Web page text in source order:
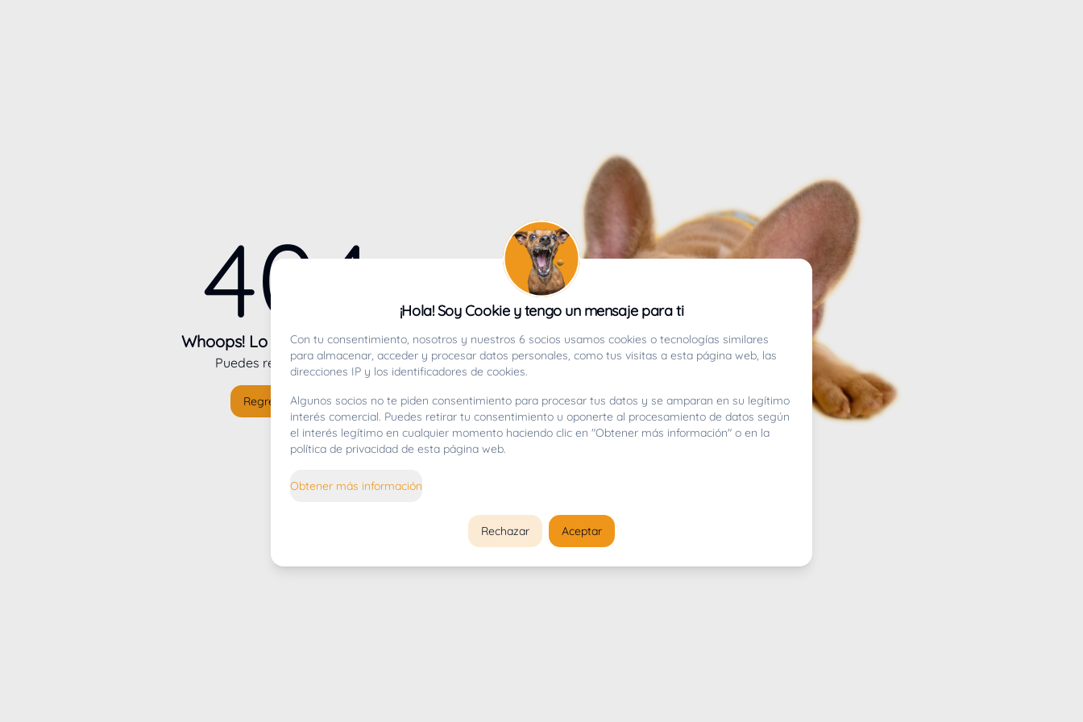
404
Whoops! Lo sentimos mucho.
Puedes regresar alinicio
Regresar al inicio
¡Hola! Soy Cookie y tengo un mensaje para ti
Con tu consentimiento, nosotros y nuestros 6 socios usamos cookies o tecnologías similares
para almacenar, acceder y procesar datos personales, como tus visitas a esta página web, las
direcciones IP y los identificadores de cookies.
Algunos socios no te piden consentimiento para procesar tus datos y se amparan en su legítimo
interés comercial. Puedes retirar tu consentimiento u oponerte al procesamiento de datos según
el interés legítimo en cualquier momento haciendo clic en "Obtener más información" o en la
política de privacidad de esta página web.
Obtener más información
Rechazar Aceptar